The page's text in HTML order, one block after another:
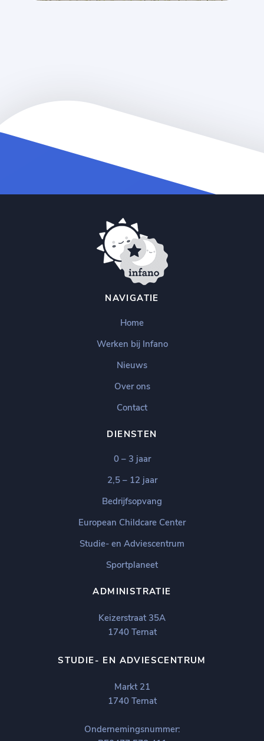
NAVIGATIE
Home
Werken bij Infano
Nieuws
Over ons
Contact
DIENSTEN
0 – 3 jaar
2,5 – 12 jaar
Bedrijfsopvang
European Childcare Center
Studie- en Adviescentrum
Sportplaneet
ADMINISTRATIE
Keizerstraat 35A
1740 Ternat
STUDIE- EN ADVIESCENTRUM
Markt 21
1740 Ternat
Ondernemingsnummer: